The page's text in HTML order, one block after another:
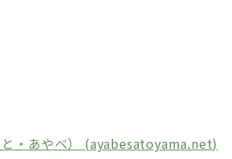
・あやべ） (ayabesatoyama.net)